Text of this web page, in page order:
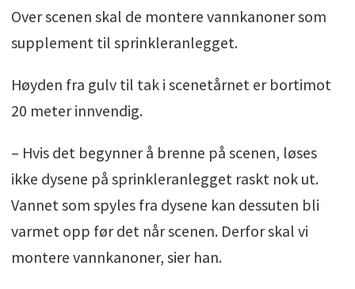
Over scenen skal de montere vannkanoner som
supplement til sprinkleranlegget.
Høyden fra gulv til tak i scenetårnet er bortimot
20 meter innvendig.
– Hvis det begynner å brenne på scenen, løses
ikke dysene på sprinkleranlegget raskt nok ut.
Vannet som spyles fra dysene kan dessuten bli
varmet opp før det når scenen. Derfor skal vi
montere vannkanoner, sier han.